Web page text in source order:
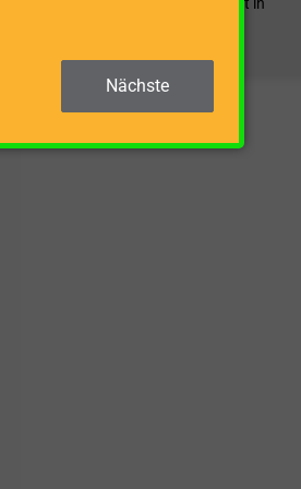
Gelangt erst einmal Luft in
Nächste